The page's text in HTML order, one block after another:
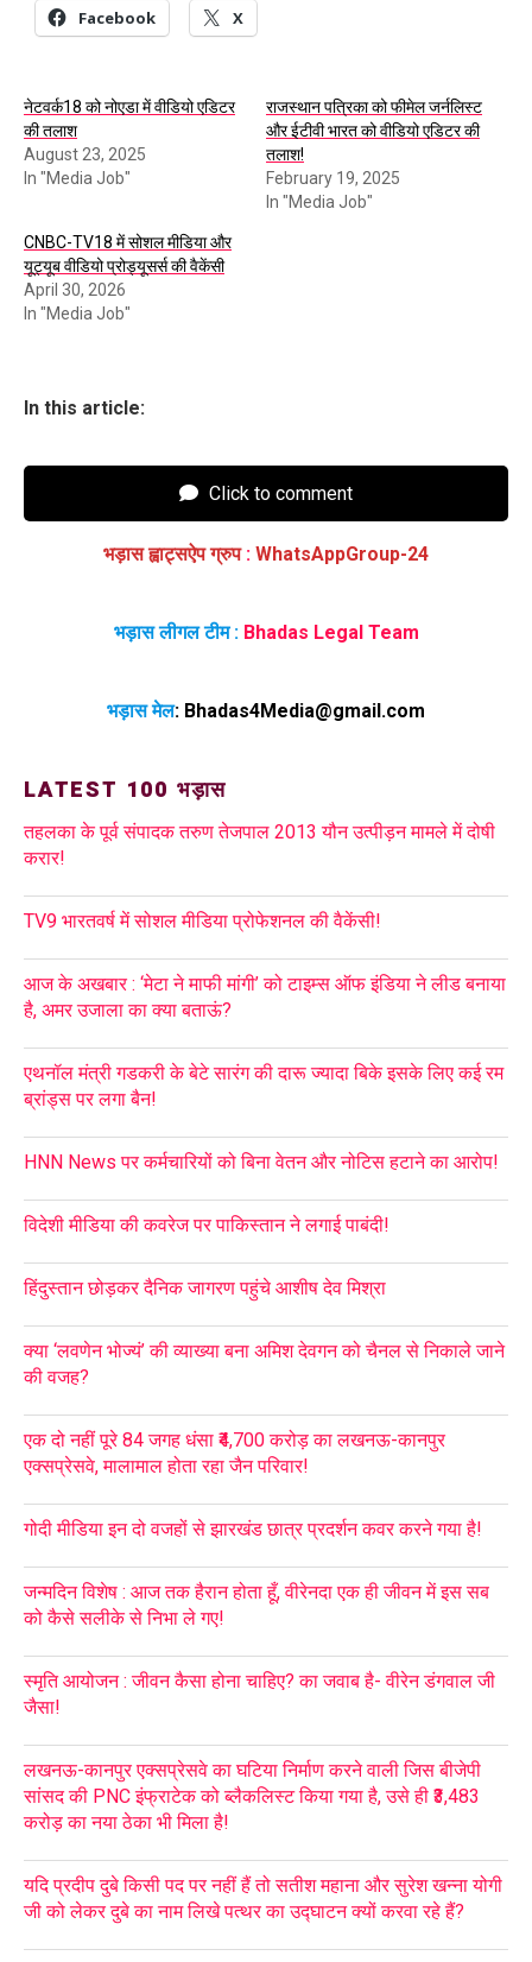
Facebook X
नेटवर्क18 को नोएडा में वीडियो एडिटर
की तलाश
August 23, 2025
In "Media Job"
राजस्थान पत्रिका को फीमेल जर्नलिस्ट
और ईटीवी भारत को वीडियो एडिटर की
तलाश!
February 19, 2025
In "Media Job"
CNBC-TV18 में सोशल मीडिया और
यूट्यूब वीडियो प्रोड्यूसर्स की वैकेंसी
April 30, 2026
In "Media Job"
In this article:
Click to comment
भड़ास ह्वाट्सऐप ग्रुप : WhatsAppGroup-24
भड़ास लीगल टीम : Bhadas Legal Team
भड़ास मेल: Bhadas4Media@gmail.com
LATEST 100 भड़ास
तहलका के पूर्व संपादक तरुण तेजपाल 2013 यौन उत्पीड़न मामले में दोषी
करार!
TV9 भारतवर्ष में सोशल मीडिया प्रोफेशनल की वैकेंसी!
आज के अखबार : ‘मेटा ने माफी मांगी’ को टाइम्स ऑफ इंडिया ने लीड बनाया
है, अमर उजाला का क्या बताऊं?
एथनॉल मंत्री गडकरी के बेटे सारंग की दारू ज्यादा बिके इसके लिए कई रम
ब्रांड्स पर लगा बैन!
HNN News पर कर्मचारियों को बिना वेतन और नोटिस हटाने का आरोप!
विदेशी मीडिया की कवरेज पर पाकिस्तान ने लगाई पाबंदी!
हिंदुस्तान छोड़कर दैनिक जागरण पहुंचे आशीष देव मिश्रा
क्या ‘लवणेन भोज्यं’ की व्याख्या बना अमिश देवगन को चैनल से निकाले जाने
की वजह?
एक दो नहीं पूरे 84 जगह धंसा ₹4,700 करोड़ का लखनऊ-कानपुर
एक्सप्रेसवे, मालामाल होता रहा जैन परिवार!
गोदी मीडिया इन दो वजहों से झारखंड छात्र प्रदर्शन कवर करने गया है!
जन्मदिन विशेष : आज तक हैरान होता हूँ, वीरेनदा एक ही जीवन में इस सब
को कैसे सलीके से निभा ले गए!
स्मृति आयोजन : जीवन कैसा होना चाहिए? का जवाब है- वीरेन डंगवाल जी
जैसा!
लखनऊ-कानपुर एक्सप्रेसवे का घटिया निर्माण करने वाली जिस बीजेपी
सांसद की PNC इंफ्राटेक को ब्लैकलिस्ट किया गया है, उसे ही ₹3,483
करोड़ का नया ठेका भी मिला है!
यदि प्रदीप दुबे किसी पद पर नहीं हैं तो सतीश महाना और सुरेश खन्ना योगी
जी को लेकर दुबे का नाम लिखे पत्थर का उद्घाटन क्यों करवा रहे हैं?